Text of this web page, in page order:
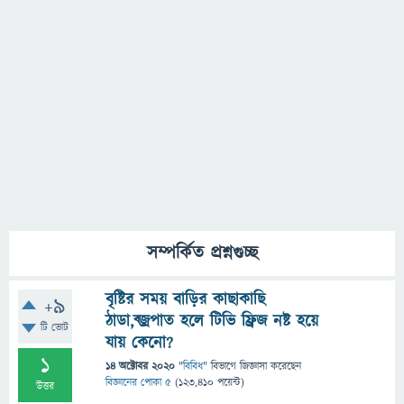
সম্পর্কিত প্রশ্নগুচ্ছ
+9
টি ভোট
1
উত্তর
বৃষ্টির সময় বাড়ির কাছাকাছি
ঠাডা,ব্জ্রপাত হলে টিভি ফ্রিজ নষ্ট হয়ে
যায় কেনো?
14 অক্টোবর 2020 "বিবিধ" বিভাগে জিজ্ঞাসাকরেছেন
বিজ্ঞানের পোকা ৫ (123,410 পয়েন্ট)